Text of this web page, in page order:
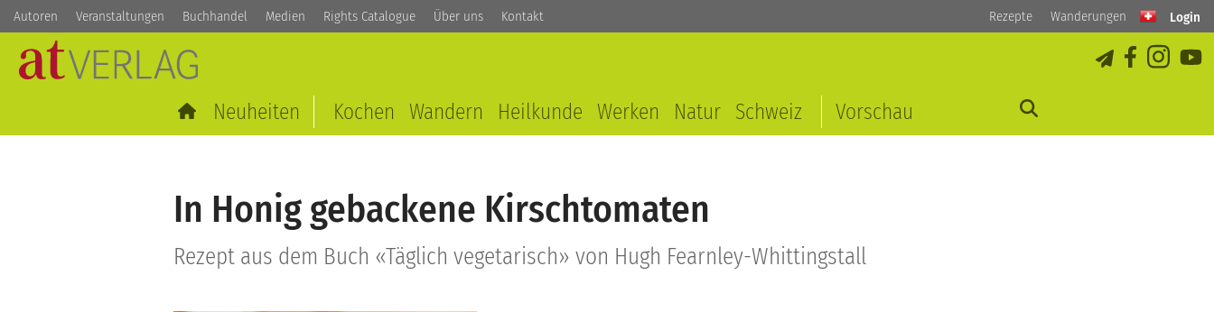
Autoren Veranstaltungen Buchhandel Medien Rights Catalogue Über uns Kontakt Rezepte Wanderungen Login
Neuheiten Kochen Wandern Heilkunde Werken Natur Schweiz Vorschau
In Honig gebackene Kirschtomaten
Rezept aus dem Buch «Täglich vegetarisch» von Hugh Fearnley-Whittingstall